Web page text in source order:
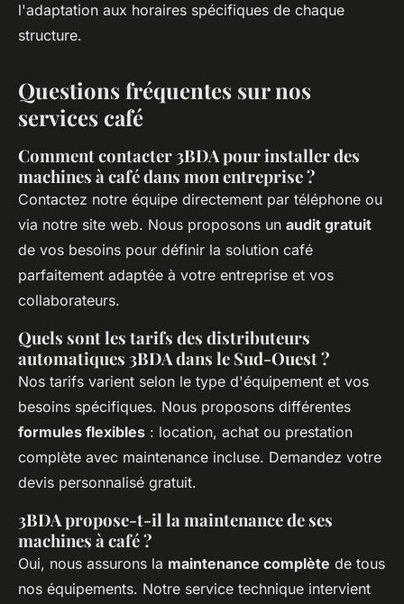
l'adaptation aux horaires spécifiques de chaque
structure.
Questions fréquentes sur nos
services café
Comment contacter 3BDA pour installer des
machines à café dans mon entreprise ?
Contactez notre équipe directement par téléphone ou
via notre site web. Nous proposons un audit gratuit
de vos besoins pour définir la solution café
parfaitement adaptée à votre entreprise et vos
collaborateurs.
Quels sont les tarifs des distributeurs
automatiques 3BDA dans le Sud-Ouest ?
Nos tarifs varient selon le type d'équipement et vos
besoins spécifiques. Nous proposons différentes
formules flexibles : location, achat ou prestation
complète avec maintenance incluse. Demandez votre
devis personnalisé gratuit.
3BDA propose-t-il la maintenance de ses
machines à café ?
Oui, nous assurons la maintenance complète de tous
nos équipements. Notre service technique intervient